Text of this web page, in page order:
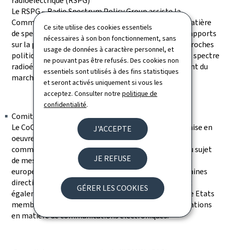
Ce site utilise des cookies essentiels
nécessaires à son bon fonctionnement, sans
usage de données à caractère personnel, et
ne pouvant pas être refusés. Des cookies non
essentiels sont utilisés à des fins statistiques
et seront activés uniquement si vous les
acceptez. Consulter notrepolitique de
confidentialité.
J'ACCEPTE
JE REFUSE
GÉRER LES COOKIES
Le RSPG – Radio Spectrum Policy Group assiste la
Commission européenne au niveau stratégique en matière
de spectre radioélectrique. Il établit des avis et des rapports
sur la politique du spectre et la coordination des approches
politiques, dans l’intérêt d’une utilisation efficace du spectre
radioélectrique et l'instauration et le fonctionnement du
marché intérieur.
Comité des communications (CoCom)
Le CoCom accompagne les États membres dans la mise en
oeuvre du cadre réglementaire de l’UE en matière de
communications électroniques. Il formule des avis au sujet
de mesures d’exécution à prendre par la Commission
européenne conformément aux dispositions de certaines
directives, règlements et décisions européens. Il sert
également de forum pour des échanges de vues entre Etats
membres et la Commission européenne et d’informations
en matière de communications électroniques.